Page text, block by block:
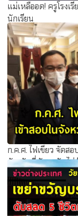
แม่เหลืออด! ครูโรง
นักเรียน
ก.ค.ศ. ไฟเขียว จัดส
จังหวัดที่พักอาศัย ไม่